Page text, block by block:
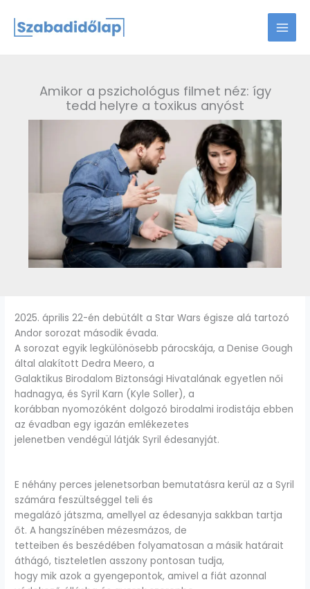
content
Amikor a pszichológus filmet néz: így
tedd helyre a toxikus anyóst
2025. április 22-én debütált a Star Wars égisze alá tartozó
Andor sorozat második évada.
A sorozat egyik legkülönösebb párocskája, a Denise Gough
által alakított Dedra Meero, a
Galaktikus Birodalom Biztonsági Hivatalának egyetlen női
hadnagya, és Syril Karn (Kyle Soller), a
korábban nyomozóként dolgozó birodalmi irodistája ebben
az évadban egy igazán emlékezetes
jelenetben vendégül látják Syril édesanyját.
E néhány perces jelenetsorban bemutatásra kerül az a Syril
számára feszültséggel teli és
megalázó játszma, amellyel az édesanyja sakkban tartja
őt. A hangszínében mézesmázos, de
tetteiben és beszédében folyamatosan a másik határait
áthágó, tiszteletlen asszony pontosan tudja,
hogy mik azok a gyengepontok, amivel a fiát azonnal